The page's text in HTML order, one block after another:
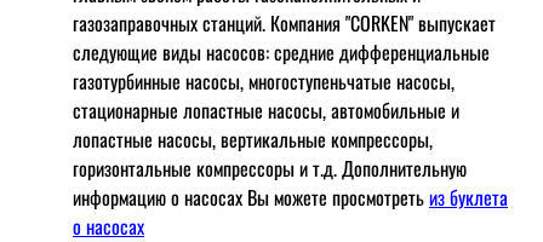
газозаправочных станций. Компания "CORKEN" выпускает
следующие виды насосов: cредние дифференциальные
газотурбинные насосы, многоступеньчатые насосы,
стационарные лопастные насосы, автомобильные и
лопaстные насосы, вертикальные компрессоры,
горизонтальные компрессоры и т.д. Дополнительную
информацию о насосах Вы можете просмотретьиз буклета
о насосах